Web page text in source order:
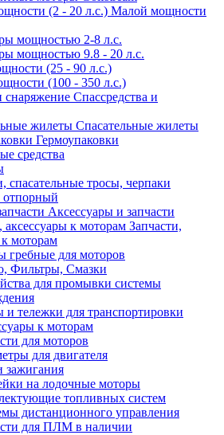
Малой мощности
мощностью 2-8 л.с.
мощностью 9.8 - 20 л.с.
(25 - 90 л.с.)
(100 - 350 л.с.)
Спассредства и
Спасательные жилеты
Гермоупаковки
средства
спасательные тросы, черпаки
Аксессуары и запчасти
Запчасти,
к моторам
гребные для моторов
Фильтры, Смазки
для промывки системы
и тележки для транспортировки
к моторам
для моторов
для двигателя
зажигания
на лодочные моторы
топливных систем
дистанционного управления
для ПЛМ в наличии